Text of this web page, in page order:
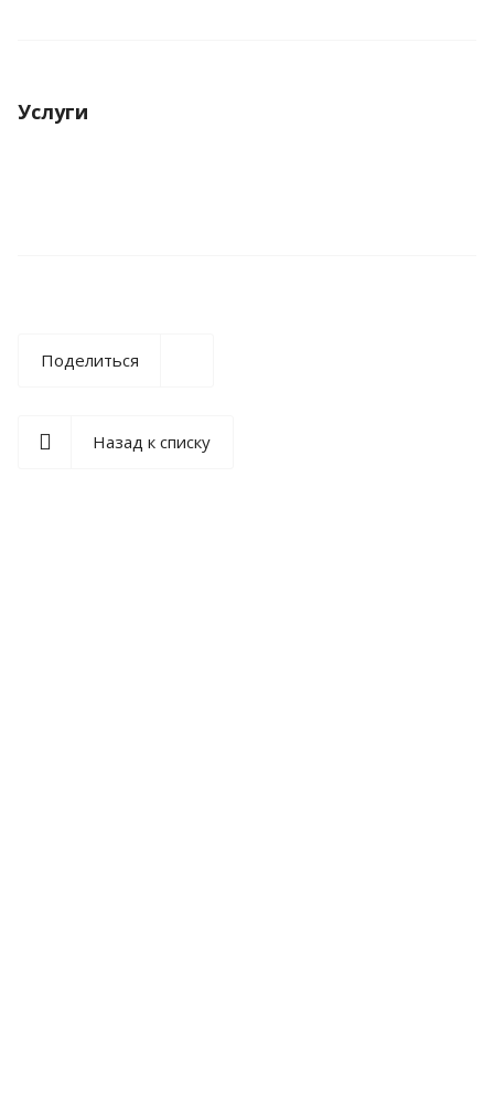
Услуги
Поделиться
Назад к списку